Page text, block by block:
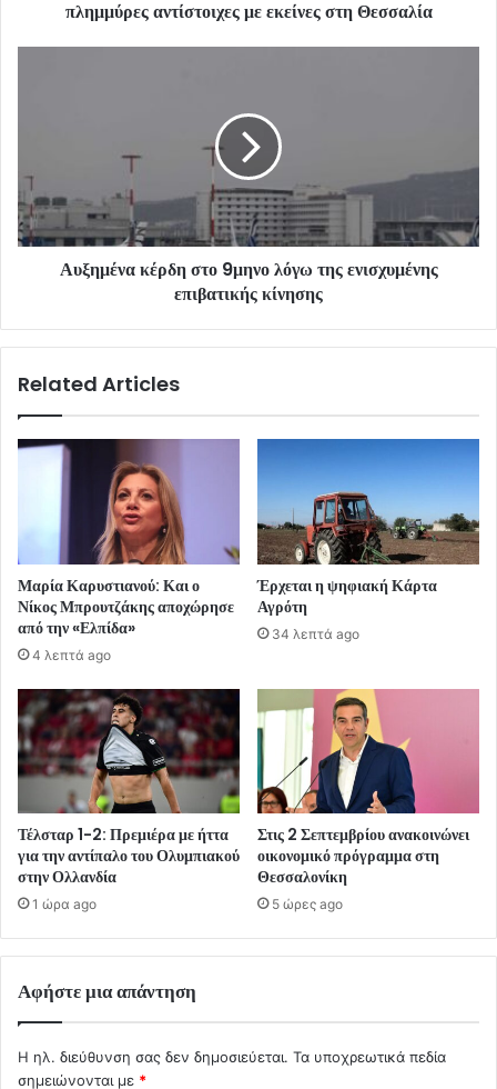
πλημμύρες αντίστοιχες με εκείνες στη Θεσσαλία
Αυξημένα κέρδη στο 9μηνο λόγω της ενισχυμένης
επιβατικής κίνησης
Related Articles
Μαρία Καρυστιανού: Και ο
Νίκος Μπρουτζάκης αποχώρησε
από την «Ελπίδα»
4 λεπτά ago
Έρχεται η ψηφιακή Κάρτα
Αγρότη
34 λεπτά ago
Τέλσταρ 1-2: Πρεμιέρα με ήττα
για την αντίπαλο του Ολυμπιακού
στην Ολλανδία
1 ώρα ago
Στις 2 Σεπτεμβρίου ανακοινώνει
οικονομικό πρόγραμμα στη
Θεσσαλονίκη
5 ώρες ago
Αφήστε μια απάντηση
Η ηλ. διεύθυνση σας δεν δημοσιεύεται. Τα υποχρεωτικά πεδία
σημειώνονται με *